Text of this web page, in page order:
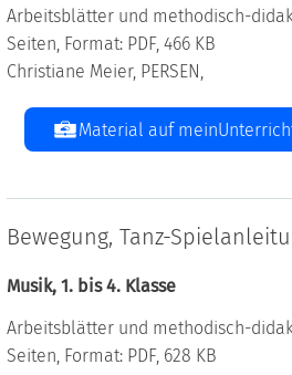
Arbeitsblätter und methodisch-
Seiten, Format: PDF, 466 KB
Christiane Meier, PERSEN,
Material auf
Bewegung, Tanz-
Musik, 1. bis 4. Klasse
Arbeitsblätter und methodisch-
Seiten, Format: PDF, 628 KB